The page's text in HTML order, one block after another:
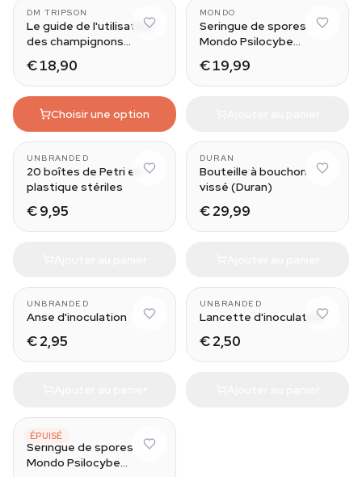
DM TRIPSON
Le guide de l'utilisateur
des champignons
€ 18,90
Choisir une option
MONDO
Seringue de spores
Mondo Psilocybe
Amazonian
€ 19,99
UNBRANDED
20 boîtes de Petri en
plastique stériles
€ 9,95
DURAN
Bouteille à bouchon
vissé (Duran)
€ 29,99
UNBRANDED
Anse d'inoculation
€ 2,95
UNBRANDED
Lancette d'inoculation
€ 2,50
ÉPUISÉ
MONDO
Seringue de spores
Mondo Psilocybe